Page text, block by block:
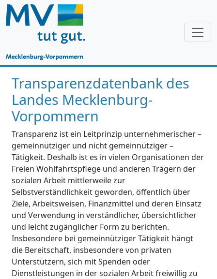
Transparenzdatenbank des
Landes Mecklenburg-
Vorpommern
Transparenz ist ein Leitprinzip unternehmerischer –
gemeinnütziger und nicht gemeinnütziger –
Tätigkeit. Deshalb ist es in vielen Organisationen der
Freien Wohlfahrtspflege und anderen Trägern der
sozialen Arbeit mittlerweile zur
Selbstverständlichkeit geworden, öffentlich über
Ziele, Arbeitsweisen, Finanzmittel und deren Einsatz
und Verwendung in verständlicher, übersichtlicher
und leicht zugänglicher Form zu berichten.
Insbesondere bei gemeinnütziger Tätigkeit hängt
die Bereitschaft, insbesondere von privaten
Unterstützern, sich mit Spenden oder
Dienstleistungen in der sozialen Arbeit freiwillig zu